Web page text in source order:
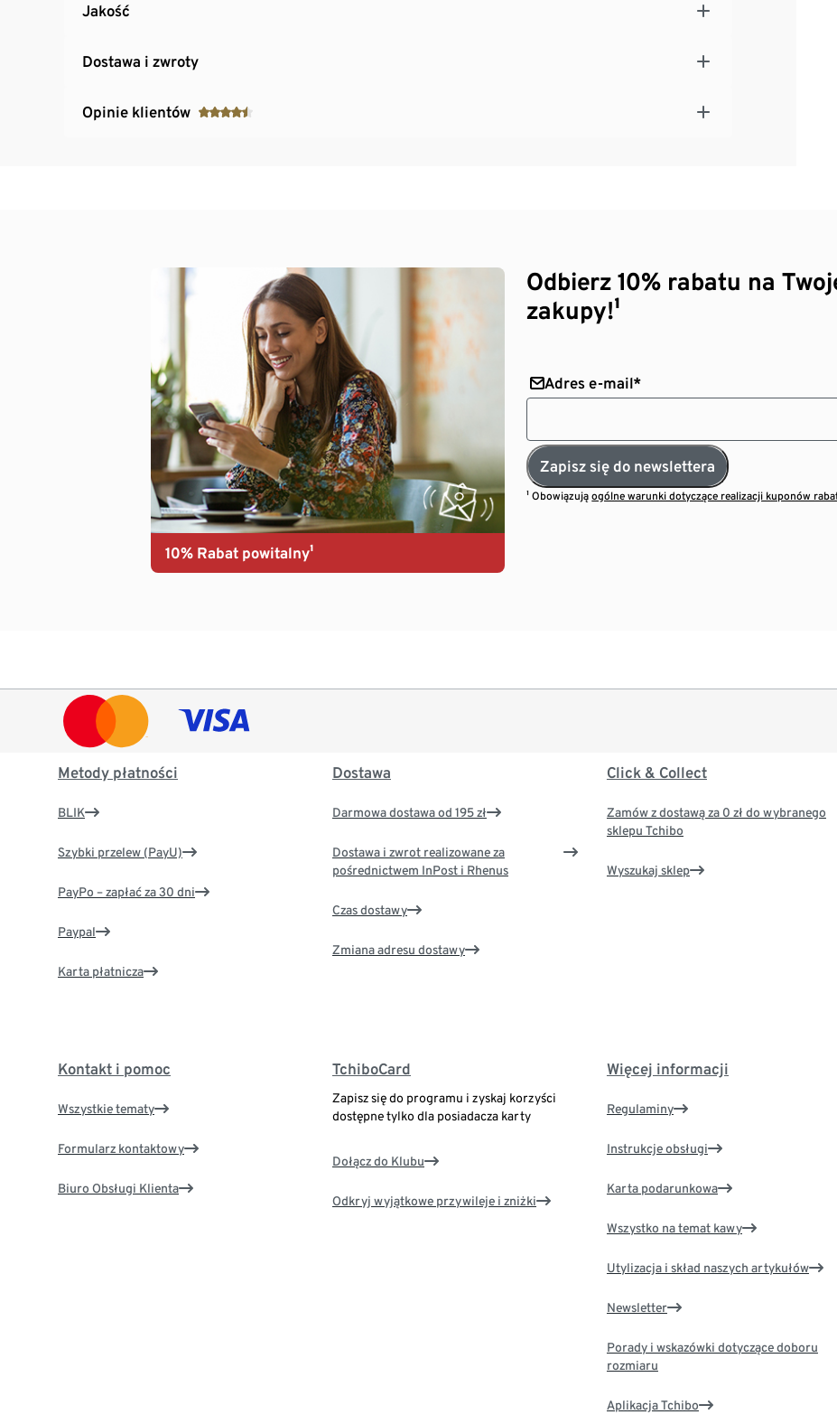
Jakość
Dostawa i zwroty
Opinie klientów
10% Rabat powitalny¹
Odbierz 10% rabatu na
zakupy!¹
Adres e-mail*
Zapisz się do newslettera
¹ Obowiązująogólne warunki dotyczące realizacji kuponów
Metody płatności
BLIK
Szybki przelew (PayU)
PayPo – zapłać za 30 dni
Paypal
Karta płatnicza
Dostawa
Darmowa dostawa od 195 zł
Dostawa i zwrot realizowane za
pośrednictwem InPost i Rhenus
Czas dostawy
Zmiana adresu dostawy
Click & Collect
Zamów z dostawą za 0 zł do wybranego
sklepu Tchibo
Wyszukaj sklep
Kontakt i pomoc
Wszystkie tematy
Formularz kontaktowy
Biuro Obsługi Klienta
TchiboCard
Zapisz się do programu i zyskaj korzyści
dostępne tylko dla posiadacza karty
Dołącz do Klubu
Odkryj wyjątkowe przywileje i zniżki
Więcej informacji
Regulaminy
Instrukcje obsługi
Karta podarunkowa
Wszystko na temat kawy
Utylizacja i skład naszych artykułów
Newsletter
Porady i wskazówki dotyczące doboru
rozmiaru
Aplikacja Tchibo